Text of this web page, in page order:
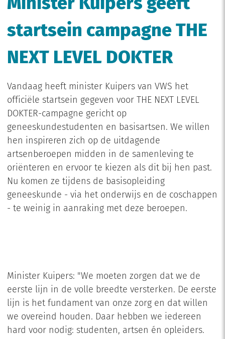
Minister Kuipers geeft
startsein campagne THE
NEXT LEVEL DOKTER
Vandaag heeft minister Kuipers van VWS het
officiële startsein gegeven voor THE NEXT LEVEL
DOKTER-campagne gericht op
geneeskundestudenten en basisartsen. We willen
hen inspireren zich op de uitdagende
artsenberoepen midden in de samenleving te
oriënteren en ervoor te kiezen als dit bij hen past.
Nu komen ze tijdens de basisopleiding
geneeskunde - via het onderwijs en de coschappen
- te weinig in aanraking met deze beroepen.
Minister Kuipers: "We moeten zorgen dat we de
eerste lijn in de volle breedte versterken. De eerste
lijn is het fundament van onze zorg en dat willen
we overeind houden. Daar hebben we iedereen
hard voor nodig: studenten, artsen én opleiders.